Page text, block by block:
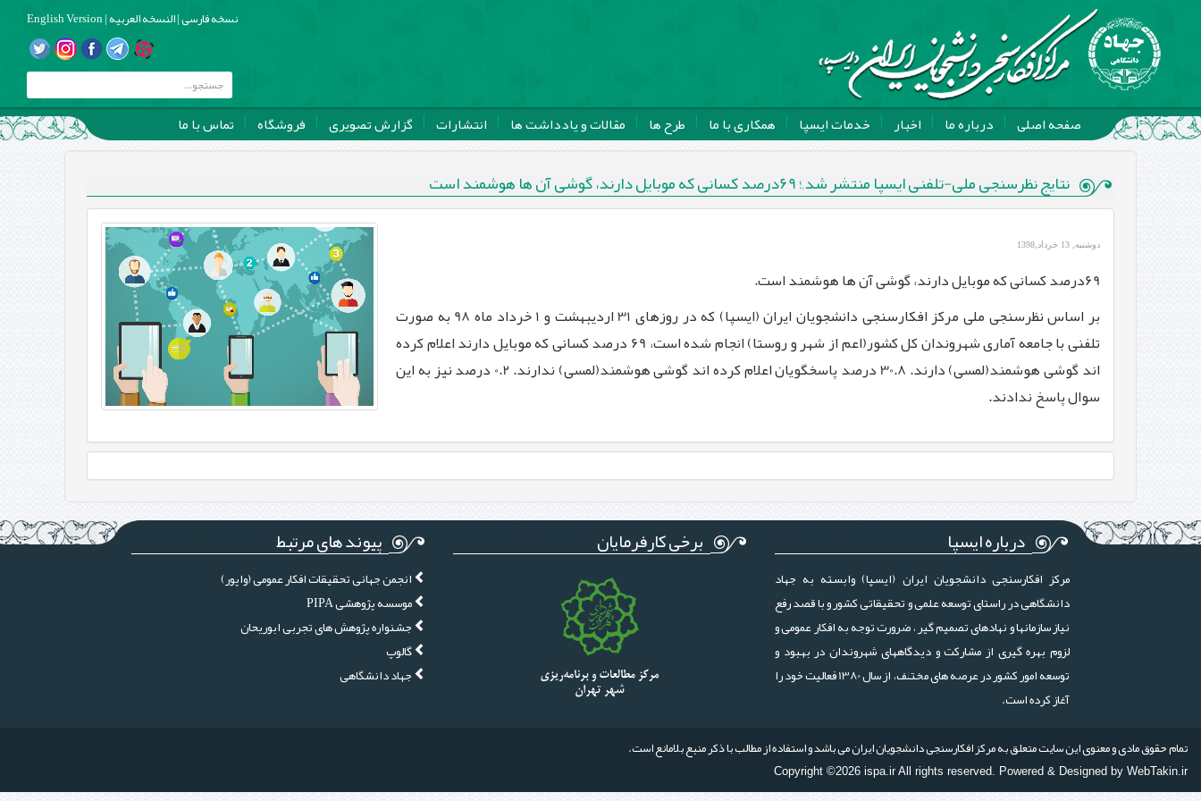
نسخه فارسی|النسخه العربیه|
English Version
صفحه اصلی درباره ما اخبار خدمات ایسپا همکاری با ما طرح ها مقالات و یادداشت ها انتشارات گزارش تصویری فروشگاه تماس با ما
نتایج نظرسنجی ملی-تلفنی ایسپا منتشر شد,؛ 69درصد کسانی که موبایل دارند، گوشی آن ها هوشمند است
دوشنبه, 13 خرداد,1398
69درصد کسانی که موبایل دارند، گوشی آن ها هوشمند است.
بر اساس نظرسنجی ملی مرکز افکارسنجی دانشجویان ایران (ایسپا) که در روزهای 31 اردیبهشت و 1 خرداد ماه 98 به صورت
تلفنی با جامعه آماری شهروندان کل کشور(اعم از شهر و روستا) انجام شده است، 69 درصد کسانی که موبایل دارند اعلام کرده
اند گوشی هوشمند(لمسی) دارند. 30.8 درصد پاسخگویان اعلام کرده اند گوشی هوشمند(لمسی) ندارند. 0.2 درصد نیز به این
سوال پاسخ ندادند.
درباره ایسپا
مرکز افکارسنجی دانشجویان ایران (ایسپا) وابسته به جهاد
دانشگاهی در راستای توسعه علمی و تحقیقاتی کشور و با قصد رفع
نیاز سازمانها و نهادهای تصمیم گیر ، ضرورت توجه به افکار عمومی و
لزوم بهره گیری از مشارکت و دیدگاههای شهروندان در بهبود و
توسعه امور کشور در عرصه های مختلف، از سال 1380 فعالیت خود را
آغاز کرده است.
برخی کارفرمایان پیوند های مرتبط
انجمن جهانی تحقیقات افکار عمومی (واپور)
موسسه پژوهشی PIPA
جشنواره پژوهش های تجربی ابوریحان
گالوپ
جهاد دانشگاهی
تمام حقوق مادی و معنوی این سایت متعلق به مرکز افکارسنجی دانشجویان ایران می باشد و استفاده از مطالب با ذکر منبع بلامانع است.
Copyright ©2026 ispa.ir All rights reserved. Powered & Designed by WebTakin.ir